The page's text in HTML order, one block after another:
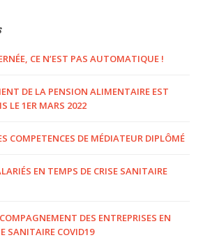
CE N’EST PAS AUTOMATIQUE !
DE LA PENSION ALIMENTAIRE EST
LE 1ER MARS 2022
COMPETENCES DE MÉDIATEUR DIPLÔMÉ
EN TEMPS DE CRISE SANITAIRE
DES ENTREPRISES EN
SANITAIRE COVID19